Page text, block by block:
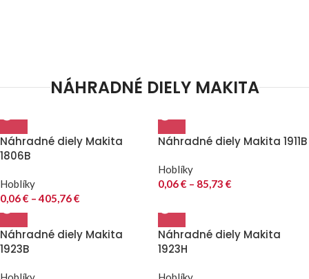
NÁHRADNÉ DIELY MAKITA
Náhradné diely Makita
1806B
Hoblíky
0,06€ – 405,76€
Náhradné diely Makita 1911B
Hoblíky
0,06€ – 85,73 €
Náhradné diely Makita
1923B
Náhradné diely Makita
1923H